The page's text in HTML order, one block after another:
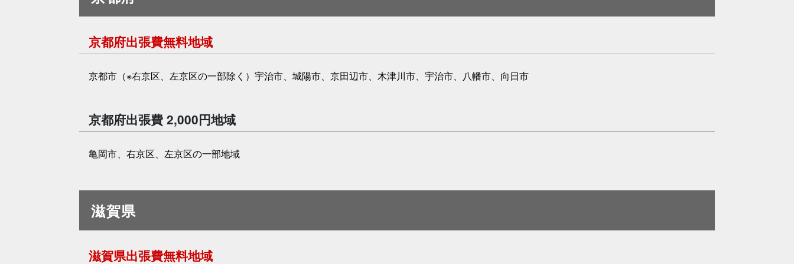
京都府出張費無料地域
京都市（※右京区、左京区の一部除く）宇治市、城陽市、京田辺市、木津川市、宇治市、八幡市、向日市
京都府出張費 2,000円地域
亀岡市、右京区、左京区の一部地域
滋賀県
滋賀県出張費無料地域